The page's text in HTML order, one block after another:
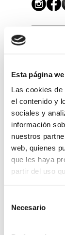
Esta página
Las cookies
el contenido y
sociales y
información
nuestros
web, quienes
que les haya
partir del uso
Necesario